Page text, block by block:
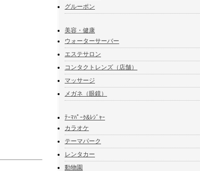
グルーポン
美容・健康
ウォーターサーバー
エステサロン
コンタクトレンズ（店舗）
マッサージ
メガネ（眼鏡）
ﾃｰﾏﾊﾟｰｸ&ﾚｼﾞｬｰ
カラオケ
テーマパーク
レンタカー
動物園